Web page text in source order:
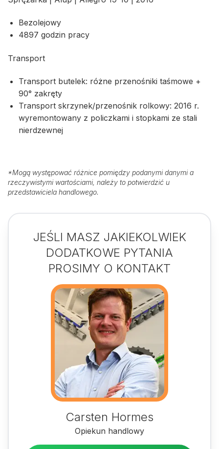
Bezolejowy
4897 godzin pracy
Transport
Transport butelek: różne przenośniki taśmowe +
90° zakręty
Transport skrzynek/przenośnik rolkowy: 2016 r.
wyremontowany z policzkami i stopkami ze stali
nierdzewnej
*Mogą występować różnice pomiędzy podanymi danymi a
rzeczywistymi wartościami, należy to potwierdzić u
przedstawiciela handlowego.
JEŚLI MASZ JAKIEKOLWIEK
DODATKOWE PYTANIA
PROSIMY O KONTAKT
Carsten Hormes
Opiekun handlowy